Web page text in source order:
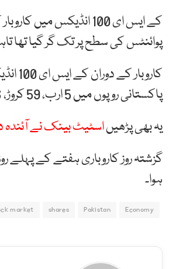
پوائنٹس کی سطح پر تک گر گیا تھا تاہم کاروبار کا
پاکستانی روپوں میں 5 ارب، 59 کروڑ، 96 لاکھ، 73 ہزار، 932 بنتی ہے۔
یہ بھی پڑھیںاسٹیٹ بینک نے آئندہ
ہوا۔
Economy
Pakistan
shares
market